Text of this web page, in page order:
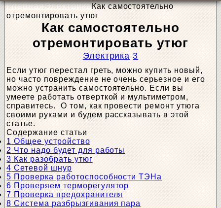
ГлавнаяЭлектрикаКак самостоятельно
отремонтировать утюг
Как самостоятельно
отремонтировать утюг
Электрика 3
Если утюг перестал греть, можно купить новый,
но часто повреждение не очень серьезное и его
можно устранить самостоятельно. Если вы
умеете работать отверткой и мультиметром,
справитесь. О том, как провести ремонт утюга
своими руками и будем рассказывать в этой
статье.
Содержание статьи
1 Общее устройство
2 Что надо будет для работы
3 Как разобрать утюг
4 Сетевой шнур
5 Проверка работоспособности ТЭНа
6 Проверяем терморегулятор
7 Проверка предохранителя
8 Система разбрызгивания пара